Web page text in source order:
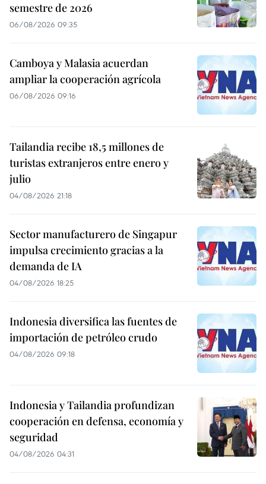
semestre de 2026
06/08/2026 09:35
Camboya y Malasia acuerdan
ampliar la cooperación agrícola
06/08/2026 09:16
Tailandia recibe 18,5 millones de
turistas extranjeros entre enero y
julio
04/08/2026 21:18
Sector manufacturero de Singapur
impulsa crecimiento gracias a la
demanda de IA
04/08/2026 18:25
Indonesia diversifica las fuentes de
importación de petróleo crudo
04/08/2026 09:18
Indonesia y Tailandia profundizan
cooperación en defensa, economía y
seguridad
04/08/2026 04:31